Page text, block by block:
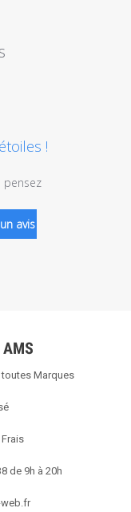
!
pensez
avis
Marques
de 9h à 20h